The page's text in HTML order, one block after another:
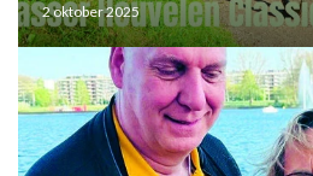
2 oktober 2025